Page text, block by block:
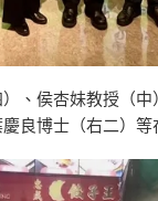
、侯杏妹教授（
良博士（右二）等